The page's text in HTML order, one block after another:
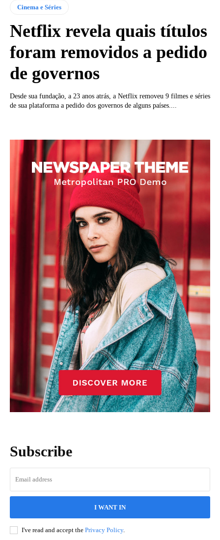
Cinema e Séries
Netflix revela quais títulos
foram removidos a pedido
de governos
Desde sua fundação, a 23 anos atrás, a Netflix removeu 9 filmes e séries
de sua plataforma a pedido dos governos de alguns países....
Subscribe
I WANT IN
I've read and accept the Privacy Policy.